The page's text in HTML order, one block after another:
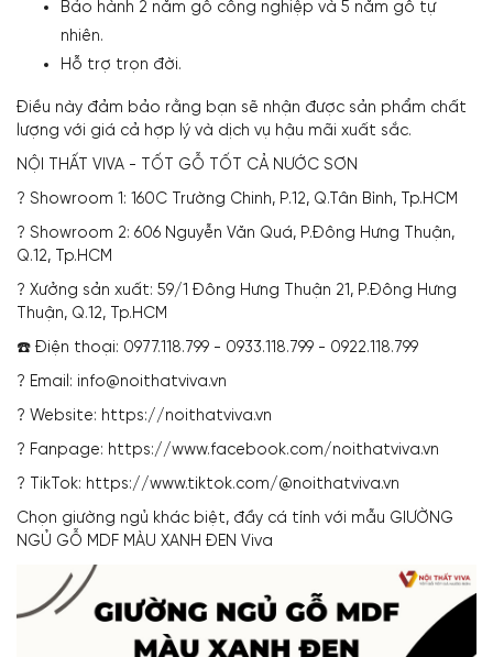
Bảo hành 2 năm gỗ công nghiệp và 5 năm gỗ tự
nhiên.
Hỗ trợ trọn đời.
Điều này đảm bảo rằng bạn sẽ nhận được sản phẩm chất
lượng với giá cả hợp lý và dịch vụ hậu mãi xuất sắc.
NỘI THẤT VIVA - TỐT GỖ TỐT CẢ NƯỚC SƠN
? Showroom 1: 160C Trường Chinh, P.12, Q.Tân Bình, Tp.HCM
? Showroom 2: 606 Nguyễn Văn Quá, P.Đông Hưng Thuận,
Q.12, Tp.HCM
? Xưởng sản xuất: 59/1 Đông Hưng Thuận 21, P.Đông Hưng
Thuận, Q.12, Tp.HCM
☎️ Điện thoại: 0977.118.799 - 0933.118.799 - 0922.118.799
? Email: info@noithatviva.vn
? Website: https://noithatviva.vn
? Fanpage: https://www.facebook.com/noithatviva.vn
? TikTok: https://www.tiktok.com/@noithatviva.vn
Chọn giường ngủ khác biệt, đầy cá tính với mẫu GIƯỜNG
NGỦ GỖ MDF MÀU XANH ĐEN Viva